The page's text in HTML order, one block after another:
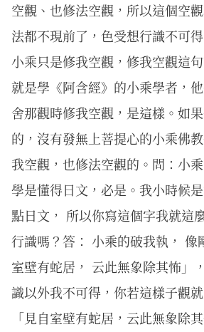
空觀、也修法空觀，所以這個空
法都不現前了，色受想行識不可
小乘只是修我空觀，修我空觀這
就是學《阿含經》的小乘學者，
舍那觀時修我空觀，是這樣。如
的，沒有發無上菩提心的小乘佛
我空觀，也修法空觀的。問：小
學是懂得日文，必是。我小時候
點日文， 所以你寫這個字我就這
行識嗎？答： 小乘的破我執， 像
室壁有蛇居， 云此無象除其怖」
識以外我不可得，你若這樣子觀
「見自室壁有蛇居，云此無象除